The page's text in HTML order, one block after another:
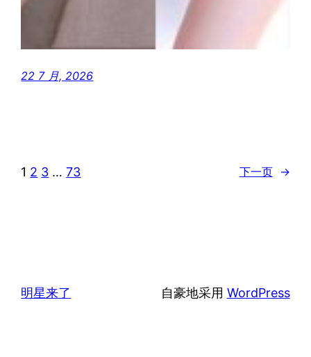
22 7 月, 2026
1 2 3 … 73 下一页 →
明星来了 自豪地采用 WordPress